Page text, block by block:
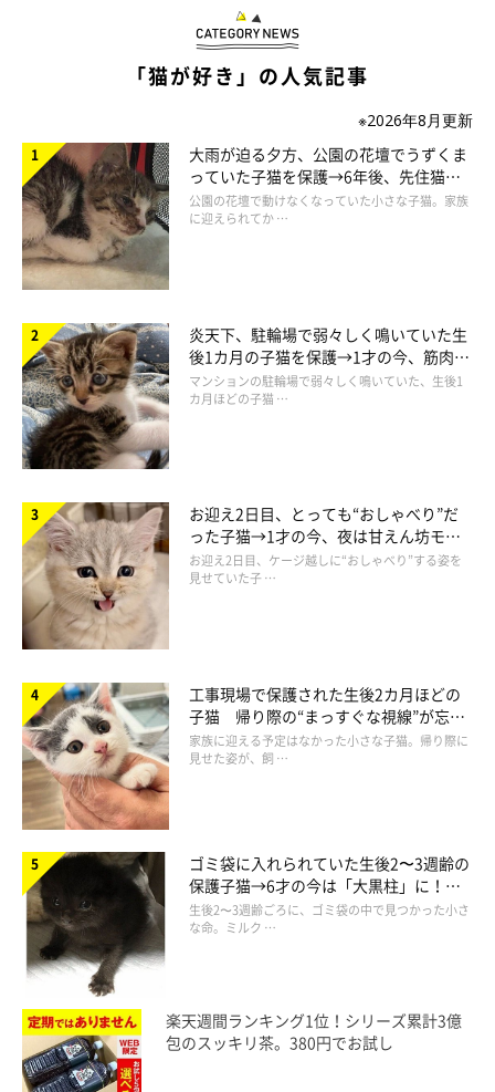
この投稿をInstagramで見る
茶トラ源次郎(@minamoto.26_kappa)がシェアした投稿
そんな源次郎くんとだいふくくんについて、飼い主さんにお話を
聞きました。
「猫が好き」の人気記事
※2026年8月更新
大雨が迫る夕方、公園の花壇でうずくま
っていた子猫を保護→6年後、先住猫
と“姉妹”のような関係に
公園の花壇で動けなくなっていた小さな子猫。家族
に迎えられてか …
炎天下、駐輪場で弱々しく鳴いていた生
後1カ月の子猫を保護→1才の今、筋肉質
でツンデレなコに成長
マンションの駐輪場で弱々しく鳴いていた、生後1
カ月ほどの子猫 …
お迎え2日目、とっても“おしゃべり”だ
った子猫→1才の今、夜は甘えん坊モー
ドになるコに成長！
お迎え2日目、ケージ越しに“おしゃべり”する姿を
見せていた子 …
工事現場で保護された生後2カ月ほどの
子猫 帰り際の“まっすぐな視線”が忘れ
られず、家族の一員に
家族に迎える予定はなかった小さな子猫。帰り際に
見せた姿が、飼 …
ゴミ袋に入れられていた生後2〜3週齢の
保護子猫→6才の今は「大黒柱」に！
美しい黒猫に成長した姿にグッとくる
生後2〜3週齢ごろに、ゴミ袋の中で見つかった小さ
な命。ミルク …
楽天週間ランキング1位！シリーズ累計3億
包のスッキリ茶。380円でお試し